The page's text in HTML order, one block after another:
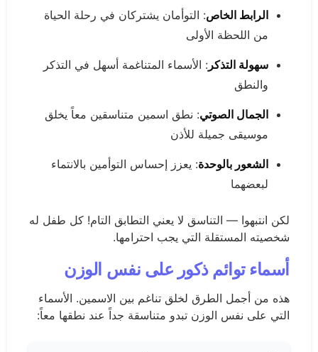
الرابط الخاص: التوأمان يشتركان في رحلة الحياة
من اللحظة الأولى
سهولة التذكر : الأسماء المتناغمة أسهل في التذكر
والنطق
الجمال الصوتي: نطق اسمين متناسقين معاً يخلق
موسيقى جميلة للأذن
الشعور بالوحدة: يعزز إحساس التوأمين بالانتماء
لبعضهما
لكن انتبهوا — التناسق لا يعني التطابق التام! كل طفل له
شخصيته المستقلة التي يجب احترامها.
أسماء توائم ذكور على نفس الوزن
هذه من أجمل الطرق لخلق تناغم بين الاسمين. الأسماء
التي على نفس الوزن تبدو متناسقة جداً عند نطقها معاً: